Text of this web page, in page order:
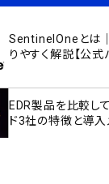
SentinelOneとは
りやすく解説【公式
EDR製品を比較し
ド3社の特徴と導入